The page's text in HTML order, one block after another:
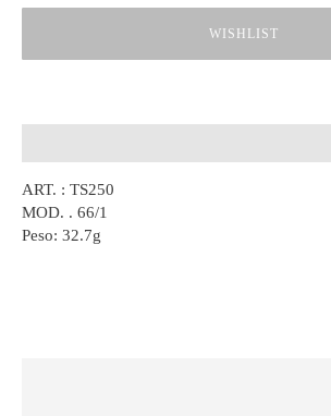
WISHLIST
ART. : TS250
MOD. . 66/1
Peso: 32.7g